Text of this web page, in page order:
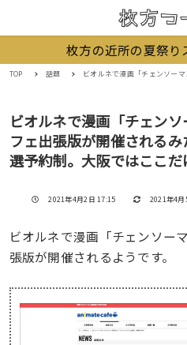
枚方の近所の夏祭り
TOP 話題 ビオルネで漫画「チェンソーマン」のアニメイトカフェ出
ビオルネで漫画「チェン
フェ出張版が開催される
選予約制。大阪ではここだ
投稿日
2021年4月2日 17:15 更新日
2021年4月
ビオルネで漫画「チェンソー
張版が開催されるようです。